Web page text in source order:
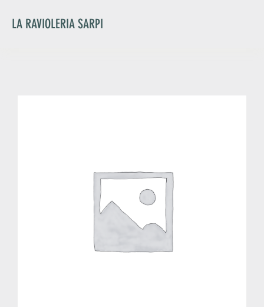
contenuto
LA RAVIOLERIA SARPI